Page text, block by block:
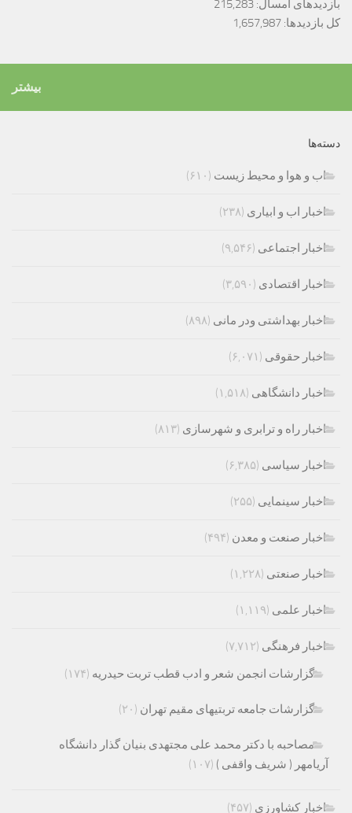
بازدیدهای امسال: 215,283
کل بازدیدها: 1,657,987
بیشتر
دسته‌ها
اب و هوا و محیط زیست (۶۱۰)
اخبار اب و ابیاری (۲۳۸)
اخبار اجتماعی (۹,۵۴۶)
اخبار اقتصادی (۳,۵۹۰)
اخبار بهداشتی ودر مانی (۸۹۸)
اخبار حقوقی (۶,۰۷۱)
اخبار دانشگاهی (۱,۵۱۸)
اخبار راه و ترابری و شهرسازی (۸۱۳)
اخبار سیاسی (۶,۳۸۵)
اخبار سینمایی (۲۵۵)
اخبار صنعت و معدن (۴۹۴)
اخبار صنعتی (۱,۲۲۸)
اخبار علمی (۱,۱۱۹)
اخبار فرهنگی (۷,۷۱۲)
گزارشات انجمن شعر و ادب قطب تربت حیدریه (۱۷۴)
گزارشات جامعه تربتیهای مقیم تهران (۲۰)
مصاحبه با دکتر محمد علی مجتهدی بنیان گذار دانشگاه
آریامهر ( شریف واقفی ) (۱۰۷)
اخبار کشاورزی (۴۵۷)